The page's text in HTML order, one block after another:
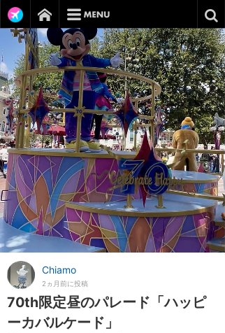
Chiamo
2ヵ月前に投稿
70th限定昼のパレード「ハッピ
ーカバルケード」